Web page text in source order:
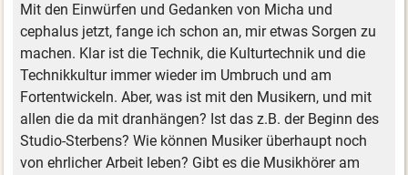
Mit den Einwürfen und Gedanken von Micha und
cephalus jetzt, fange ich schon an, mir etwas Sorgen zu
machen. Klar ist die Technik, die Kulturtechnik und die
Technikkultur immer wieder im Umbruch und am
Fortentwickeln. Aber, was ist mit den Musikern, und mit
allen die da mit dranhängen? Ist das z.B. der Beginn des
Studio-Sterbens? Wie können Musiker überhaupt noch
von ehrlicher Arbeit leben? Gibt es die Musikhörer am